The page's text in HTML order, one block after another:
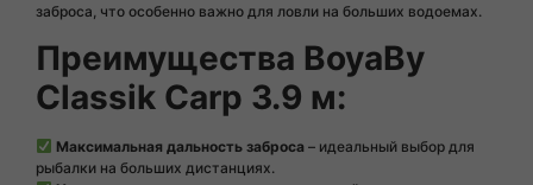
заброса, что особенно важно для ловли на больших водоемах.
Преимущества BoyaBy
Classik Carp 3.9 м:
Максимальная дальность заброса – идеальный выбор для
рыбалки на больших дистанциях.